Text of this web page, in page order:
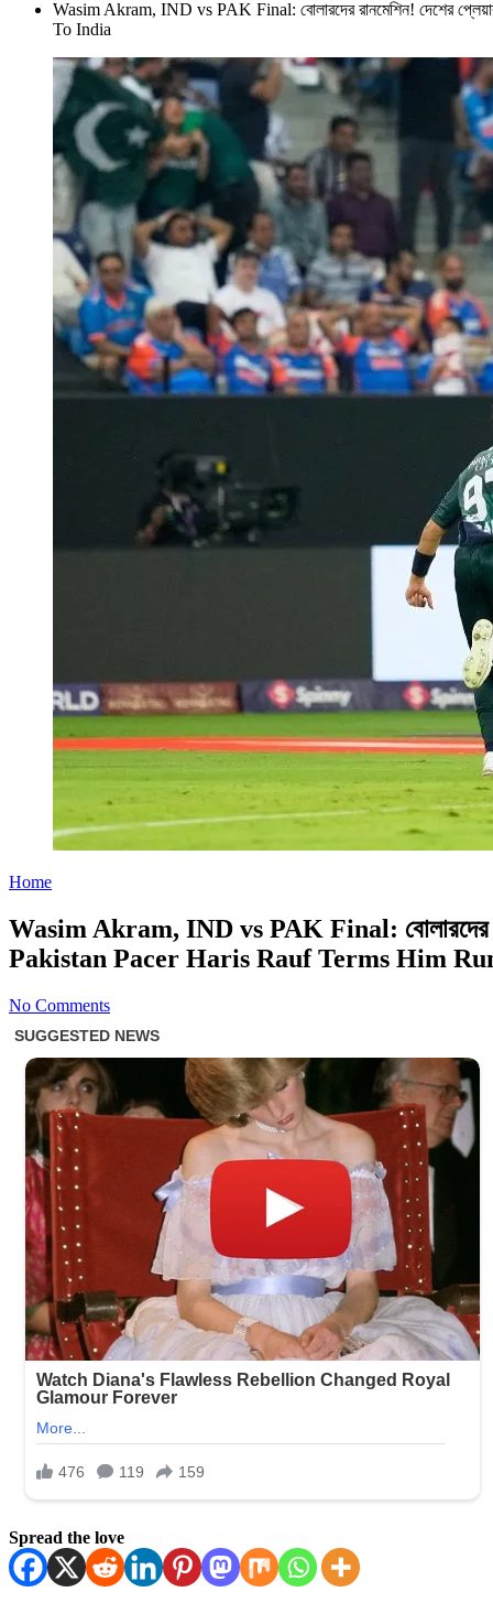
Wasim Akram, IND vs PAK Final: বোলারদের রানমেশিন! দেশের
To India
Home
Wasim Akram, IND vs PAK Final: বোলারদের
Pakistan Pacer Haris Rauf Terms Him
No Comments
Spread the love